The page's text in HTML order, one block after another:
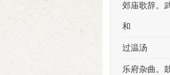
郊庙歌辞。
和
过温汤
乐府杂曲。